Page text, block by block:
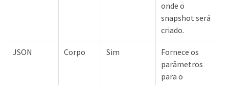
onde o
snapshot será
criado.
JSON Corpo Sim
Fornece os
parâmetros
para o